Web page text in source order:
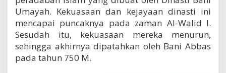
Umayah. Kekuasaan dan kejayaan dinasti ini
mencapai puncaknya pada zaman Al-Walid I.
Sesudah itu, kekuasaan mereka menurun,
sehingga akhirnya dipatahkan oleh Bani Abbas
pada tahun 750 M.